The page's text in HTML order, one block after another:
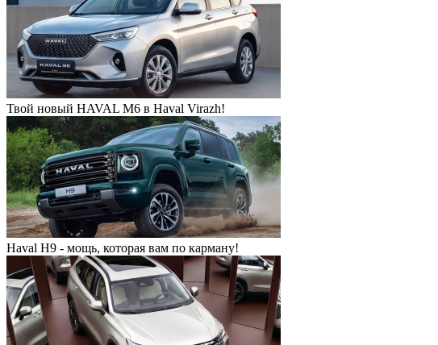
Твой новый HAVAL M6 в Haval Virazh!
Haval H9 - мощь, которая вам по карману!